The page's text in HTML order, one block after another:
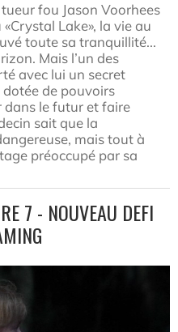
fou Jason Voorhees
Lake», la vie au
toute sa tranquillité...
Mais l’un des
avec lui un secret
de pouvoirs
dans le futur et faire
sait que la
mais tout à
préoccupé par sa
7 - NOUVEAU DEFI